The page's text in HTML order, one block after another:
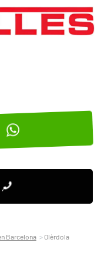
Barcelona Olèrdola